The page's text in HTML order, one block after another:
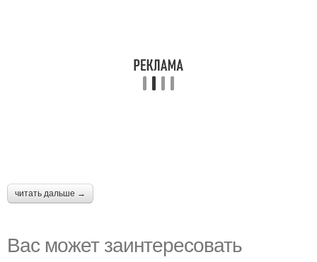
читать дальше →
Вас может заинтересовать